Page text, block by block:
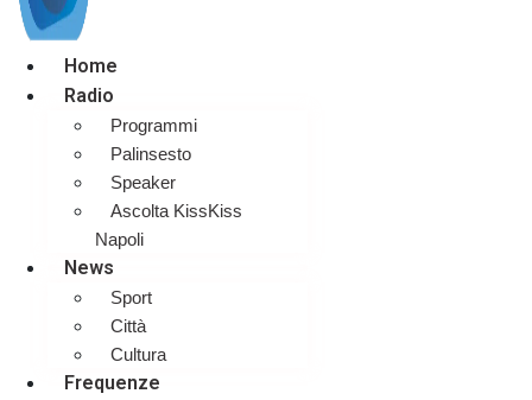
Home
Radio
Programmi
Palinsesto
Speaker
Ascolta KissKiss
Napoli
News
Sport
Città
Cultura
Frequenze